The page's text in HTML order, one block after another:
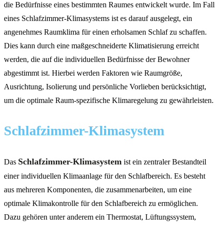
die Bedürfnisse eines bestimmten Raumes entwickelt wurde. Im Fall
eines Schlafzimmer-Klimasystems ist es darauf ausgelegt, ein
angenehmes Raumklima für einen erholsamen Schlaf zu schaffen.
Dies kann durch eine maßgeschneiderte Klimatisierung erreicht
werden, die auf die individuellen Bedürfnisse der Bewohner
abgestimmt ist. Hierbei werden Faktoren wie Raumgröße,
Ausrichtung, Isolierung und persönliche Vorlieben berücksichtigt,
um die optimale Raum-spezifische Klimaregelung zu gewährleisten.
Schlafzimmer-Klimasystem
Das Schlafzimmer-Klimasystem ist ein zentraler Bestandteil
einer individuellen Klimaanlage für den Schlafbereich. Es besteht
aus mehreren Komponenten, die zusammenarbeiten, um eine
optimale Klimakontrolle für den Schlafbereich zu ermöglichen.
Dazu gehören unter anderem ein Thermostat, Lüftungssystem,